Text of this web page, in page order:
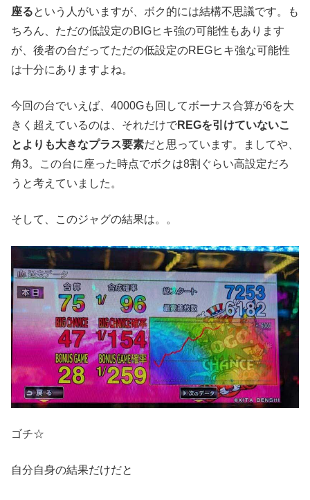
座るという人がいますが、ボク的には結構不思議です。も
ちろん、ただの低設定のBIGヒキ強の可能性もあります
が、後者の台だってただの低設定のREGヒキ強な可能性
は十分にありますよね。
今回の台でいえば、4000Gも回してボーナス合算が6を大
きく超えているのは、それだけでREGを引けていないこ
とよりも大きなプラス要素だと思っています。ましてや、
角3。この台に座った時点でボクは8割ぐらい高設定だろ
うと考えていました。
そして、このジャグの結果は。。
ゴチ☆
自分自身の結果だけだと